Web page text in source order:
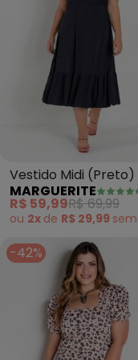
Vestido Midi (Preto)
Franzidos Plus Size
MARGUERITE
R$ 59,99R$ 69,99
ou 2x de R$ 29,99 sem
-42%